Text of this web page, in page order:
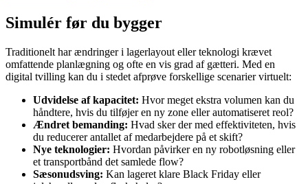
Simulér før du bygger
Traditionelt har ændringer i lagerlayout eller teknologi krævet
omfattende planlægning og ofte en vis grad af gætteri. Med en
digital tvilling kan du i stedet afprøve forskellige scenarier virtuelt:
Udvidelse af kapacitet: Hvor meget ekstra volumen kan du
håndtere, hvis du tilføjer en ny zone eller automatiseret reol?
Ændret bemanding: Hvad sker der med effektiviteten, hvis
du reducerer antallet af medarbejdere på et skift?
Nye teknologier: Hvordan påvirker en ny robotløsning eller
et transportbånd det samlede flow?
Sæsonudsving: Kan lageret klare Black Friday eller